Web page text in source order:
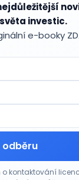
investic.
e-booky
odběru
o kontaktování
to